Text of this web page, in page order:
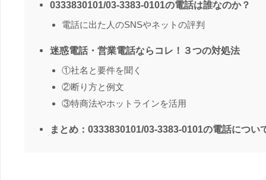
0333830101/03-3383-0101の電話は誰なのか？
電話に出た人のSNSやネットの評判
迷惑電話・営業電話ならコレ！３つの対処法
①社名と要件を聞く
②断り方と例文
③特商法やホットラインを活用
まとめ：0333830101/03-3383-0101の電話につい